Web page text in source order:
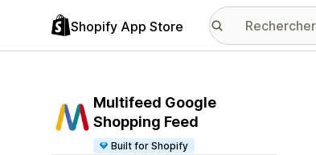
Shopify App Store
Multifeed Google
Shopping Feed
Built for Shopify